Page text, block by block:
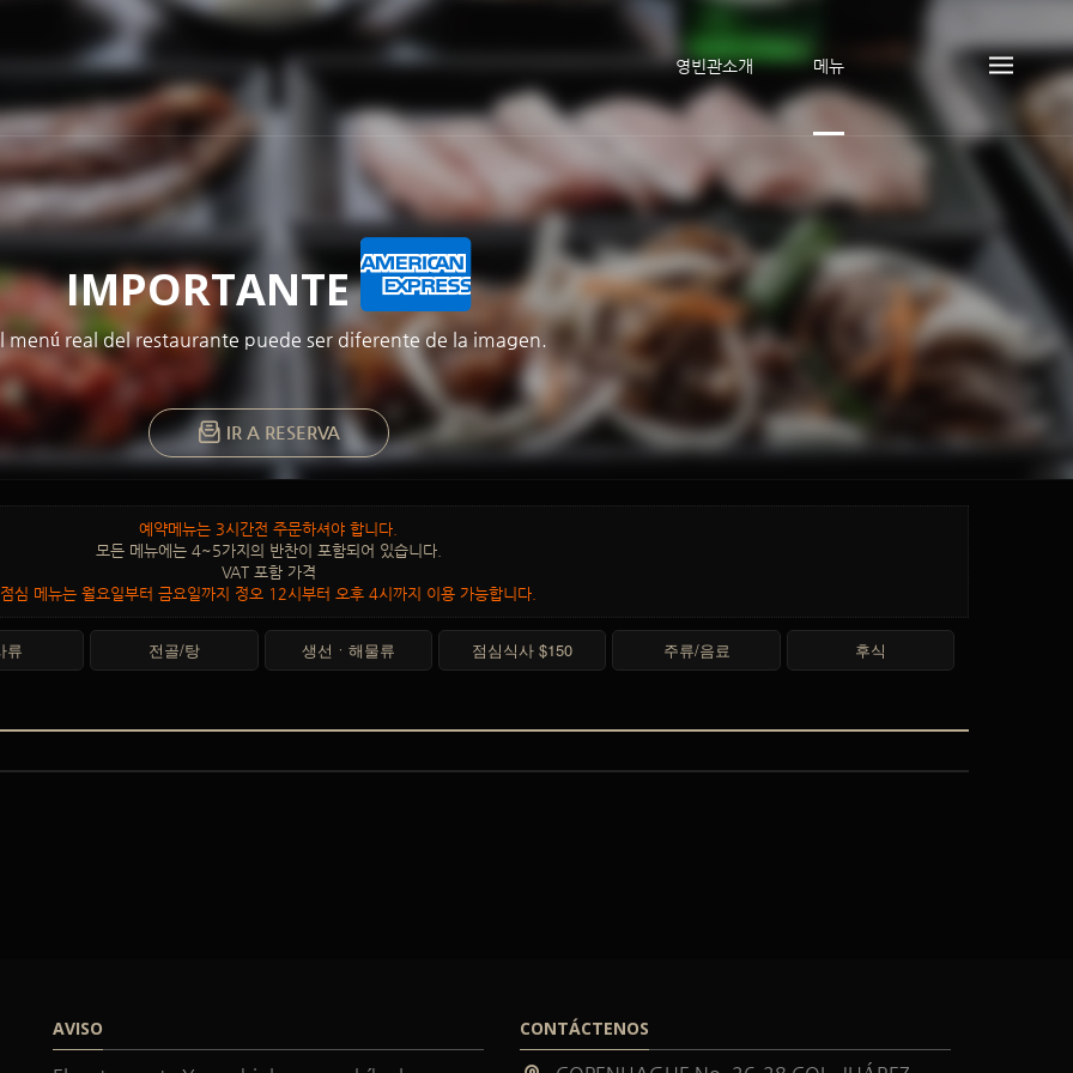
메뉴 건너뛰기
영빈관소개 메뉴
IMPORTANTE
menú real del restaurante puede ser diferente de la imagen.
IR A RESERVA
예약메뉴는 3시간전 주문하셔야 합니다.
모든 메뉴에는 4~5가지의 반찬이 포함되어 있습니다.
VAT 포함 가격
점심 메뉴는 월요일부터 금요일까지 정오 12시부터 오후 4시까지 이용 가능합니다.
류 전골/탕 생선ㆍ해물류 점심식사 $150 주류/음료 후식
AVISO CONTÁCTENOS